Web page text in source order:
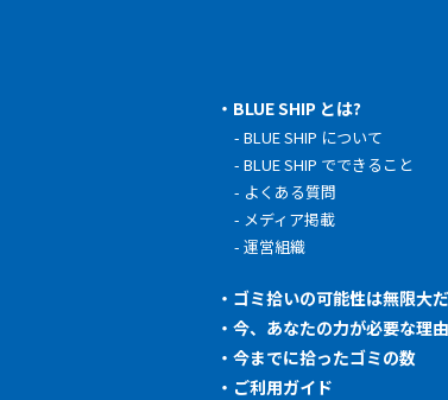
BLUE SHIP とは?
BLUE SHIP について
BLUE SHIP でできること
よくある質問
メディア掲載
運営組織
ゴミ拾いの可能性は無限大だ
今、あなたの力が必要な理由
今までに拾ったゴミの数
ご利用ガイド